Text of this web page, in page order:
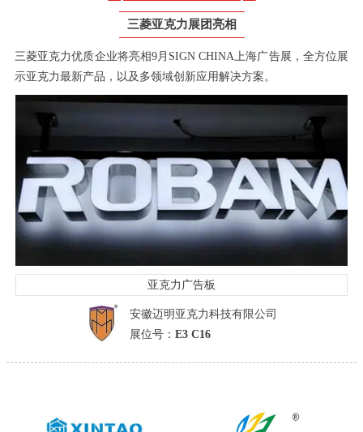
三菱亚克力展团亮相
三菱亚克力优质企业将亮相9月SIGN CHINA上海广告展，全方位展
示亚克力最新产品，以及多领域创新应用解决方案。
亚克力广告板
安徽迈明亚克力科技有限公司
展位号： E3 C16